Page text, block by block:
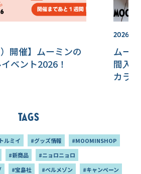
）開催】ムーミンの
ベント2026！
ムー
間入
カラ
Tags
ルミイ #グッズ情報
#MOOMINSHOP
#新商品
#ニョロニョロ
#宝島社 #ベルメゾン
#キャンペーン